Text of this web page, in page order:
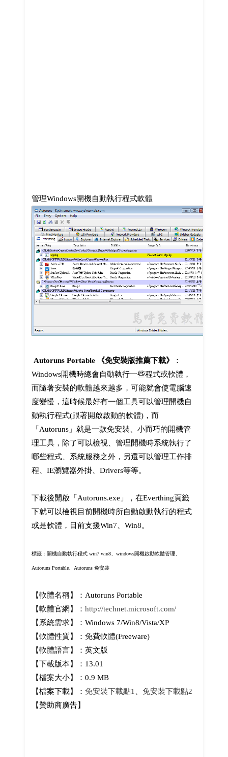
管理Windows開機自動執行程式軟體
Autoruns Portable 《免安裝版推薦下載》
：
Windows開機時總會自動執行一些程式或軟體，
而隨著安裝的軟體越來越多，可能就會使電腦速
度變慢，這時候最好有一個工具可以管理開機自
動執行程式(跟著開啟啟動的軟體)，而
「Autoruns」就是一款免安裝、小而巧的開機管
理工具，除了可以檢視、管理開機時系統執行了
哪些程式、系統服務之外，另還可以管理工作排
程、IE瀏覽器外掛、Drivers等等。
下載後開啟「Autoruns.exe」，在Everthing頁籤
下就可以檢視目前開機時所自動啟動執行的程式
或是軟體，目前支援Win7、Win8。
標籤：開機自動執行程式 win7 win8、windows開機啟動軟體管理、
AutorunsPortable、 Autoruns 免安裝
【軟體名稱】：Autoruns Portable
【軟體官網】： http://technet.microsoft.com/
【系統需求】：Windows 7/Win8/Vista/XP
【軟體性質】：免費軟體(Freeware)
【軟體語言】：英文版
【下載版本】：13.01
【檔案大小】：0.9 MB
【檔案下載】： 免安裝下載點1、 免安裝下載點2
【贊助商廣告】